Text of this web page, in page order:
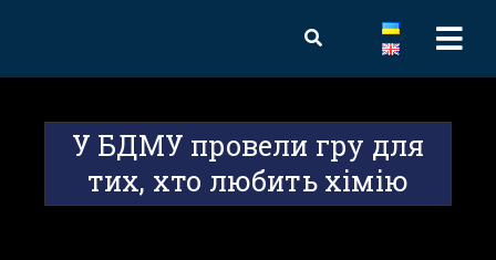
У БДМУ провели гру для
тих, хто любить хімію